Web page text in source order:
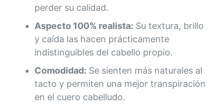
perder su calidad.
Aspecto 100% realista: Su textura, brillo
y caída las hacen prácticamente
indistinguibles del cabello propio.
Comodidad: Se sienten más naturales al
tacto y permiten una mejor transpiración
en el cuero cabelludo.